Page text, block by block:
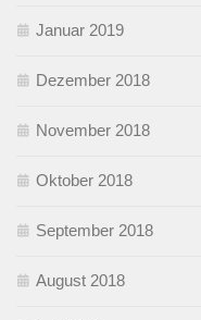
Januar 2019
Dezember 2018
November 2018
Oktober 2018
September 2018
August 2018